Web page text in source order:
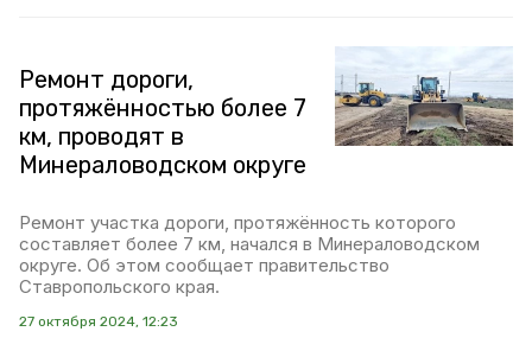
Ремонт дороги,
протяжённостью более 7
км, проводят в
Минераловодском округе
Ремонт участка дороги, протяжённость которого
составляет более 7 км, начался в Минераловодском
округе. Об этом сообщает правительство
Ставропольского края.
27 октября 2024, 12:23